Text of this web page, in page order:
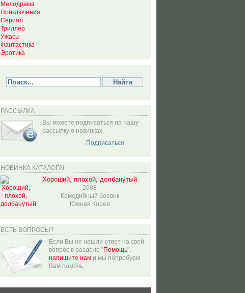
Мелодрама
Приключения
Сериал
Триллер
Ужасы
Фантастика
Эротика
РАССЫЛКА
Вы можете подписаться на нашу
рассылку о новинках.
Подписаться
НОВИНКА КАТАЛОГА!
Хороший, плохой, долбанутый
2008
Комедийный боевик
Южная Корея
ЕСТЬ ВОПРОСЫ?
Если Вы не нашли ответ на свой
вопрос в разделе "Помощь",
напишите нам и мы попробуем
Вам помочь.